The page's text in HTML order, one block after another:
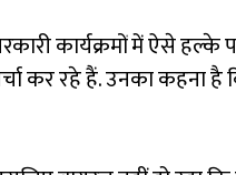
कार्यक्रमों में ऐसे
कर रहे हैं. उनका कहना